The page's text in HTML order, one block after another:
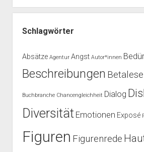
Schlagwörter
Absätze Agentur Angst Autor*innen
Beschreibungen
Buchbranche Chancengleichheit Dialog
Diversität Emotionen Exposé
Figuren Figurenrede